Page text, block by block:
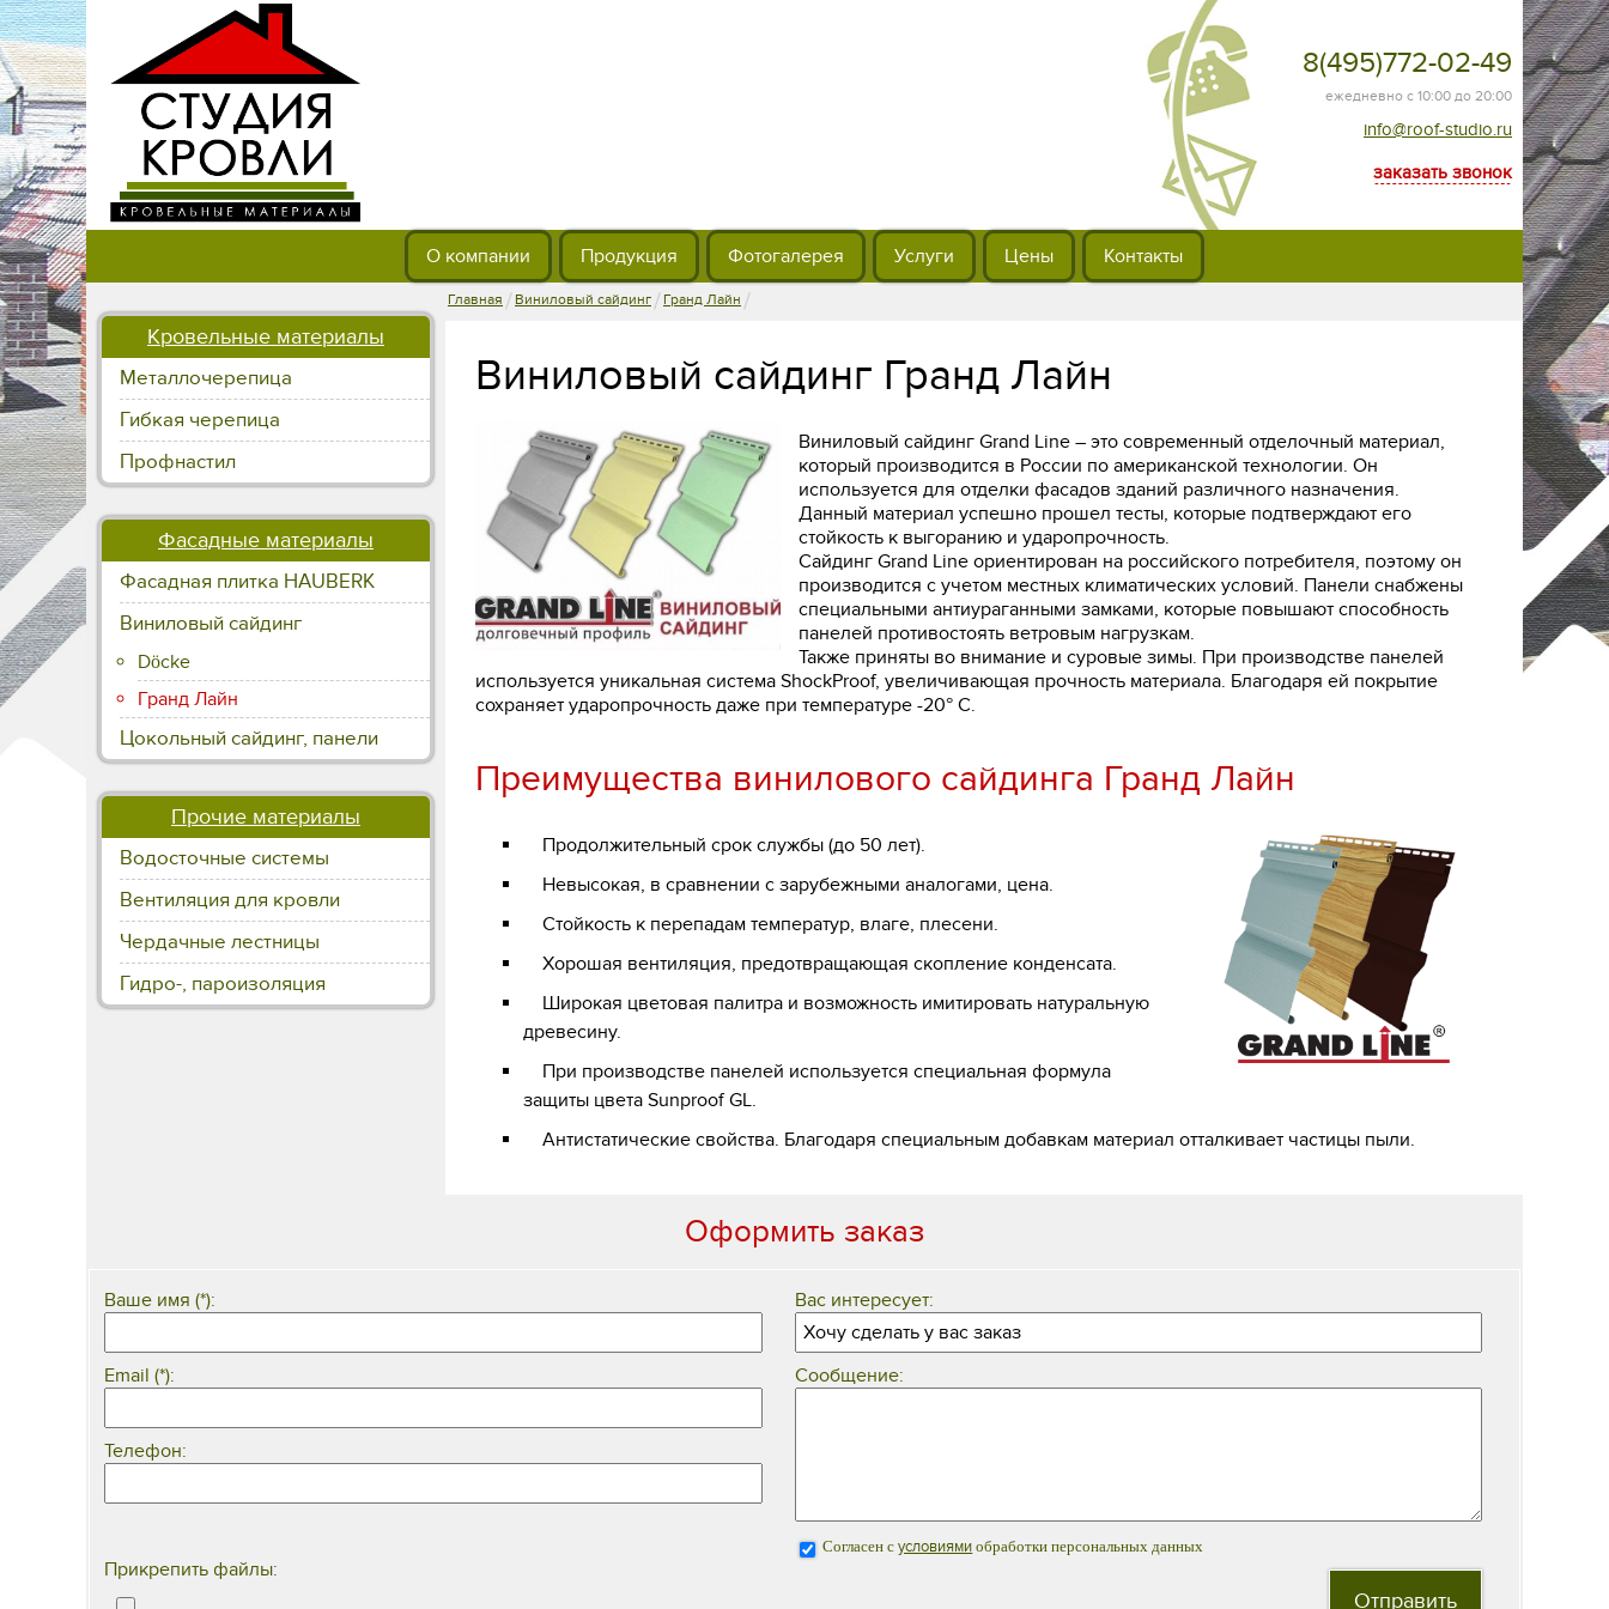
8(495)772-02-49
ежедневно с 10:00 до 20:00
info@roof-studio.ru
заказать звонок
О компании Продукция Фотогалерея Услуги Цены Контакты
Кровельные материалы
Металлочерепица
Гибкая черепица
Профнастил
Фасадные материалы
Фасадная плитка HAUBERK
Виниловый сайдинг
Döcke
Гранд Лайн
Цокольный сайдинг, панели
Прочие материалы
Водосточные системы
Вентиляция для кровли
Чердачные лестницы
Гидро-, пароизоляция
Главная / Виниловый сайдинг/ Гранд Лайн /
Виниловый сайдинг Гранд Лайн
Виниловый сайдинг Grand Line – это современный отделочный материал,
который производится в России по американской технологии. Он
используется для отделки фасадов зданий различного назначения.
Данный материал успешно прошел тесты, которые подтверждают его
стойкость к выгоранию и ударопрочность.
Сайдинг Grand Line ориентирован на российского потребителя, поэтому он
производится с учетом местных климатических условий. Панели снабжены
специальными антиураганными замками, которые повышают способность
панелей противостоять ветровым нагрузкам.
Также приняты во внимание и суровые зимы. При производстве панелей
используется уникальная система ShockProof, увеличивающая прочность материала. Благодаря ей покрытие
сохраняет ударопрочность даже при температуре -20° С.
Преимущества винилового сайдинга Гранд Лайн
Продолжительный срок службы (до 50 лет).
Невысокая, в сравнении с зарубежными аналогами, цена.
Стойкость к перепадам температур, влаге, плесени.
Хорошая вентиляция, предотвращающая скопление конденсата.
Широкая цветовая палитра и возможность имитировать натуральную
древесину.
При производстве панелей используется специальная формула
защиты цвета Sunproof GL.
Антистатические свойства. Благодаря специальным добавкам материал отталкивает частицы пыли.
Оформить заказ
Ваше имя (*):
Email (*):
Телефон:
Вас интересует:
Сообщение:
Прикрепить файлы:
Согласен сусловиями обработки персональных данных